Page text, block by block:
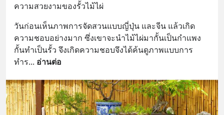
ความสวยงามของรั้วไม้ไผ่
วันก่อนเห็นภาพการจัดสวนแบบญี่ปุ่น และจีน แล้วเกิด
ความชอบอย่างมาก ซึ่งเขาจะนำไม้ไผ่มากั้นเป็นกำแพง
กั้นทำเป็นรั้ว จึงเกิดความชอบจึงได้ค้นดูภาพแบบการ
ทำร... อ่านต่อ